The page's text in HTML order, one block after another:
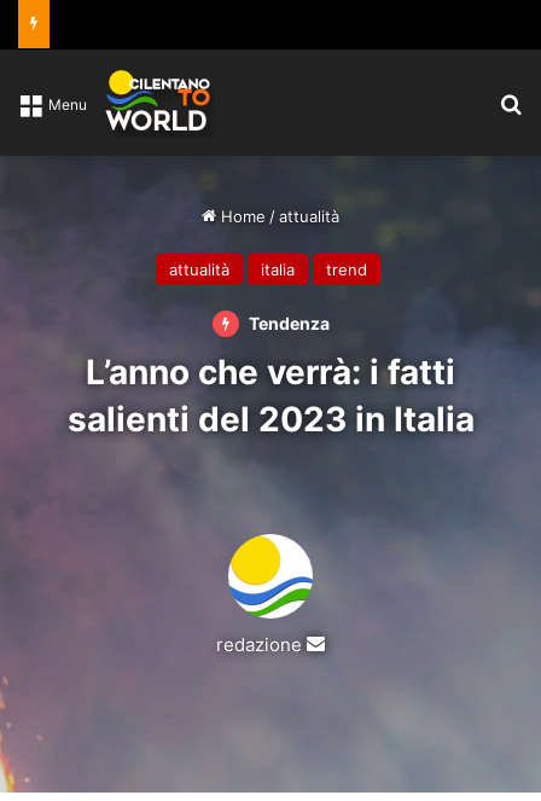
Menu
Home /attualità
attualità italia trend
Tendenza
L’anno che verrà: i fatti
salienti del 2023 in Italia
redazione
Invia